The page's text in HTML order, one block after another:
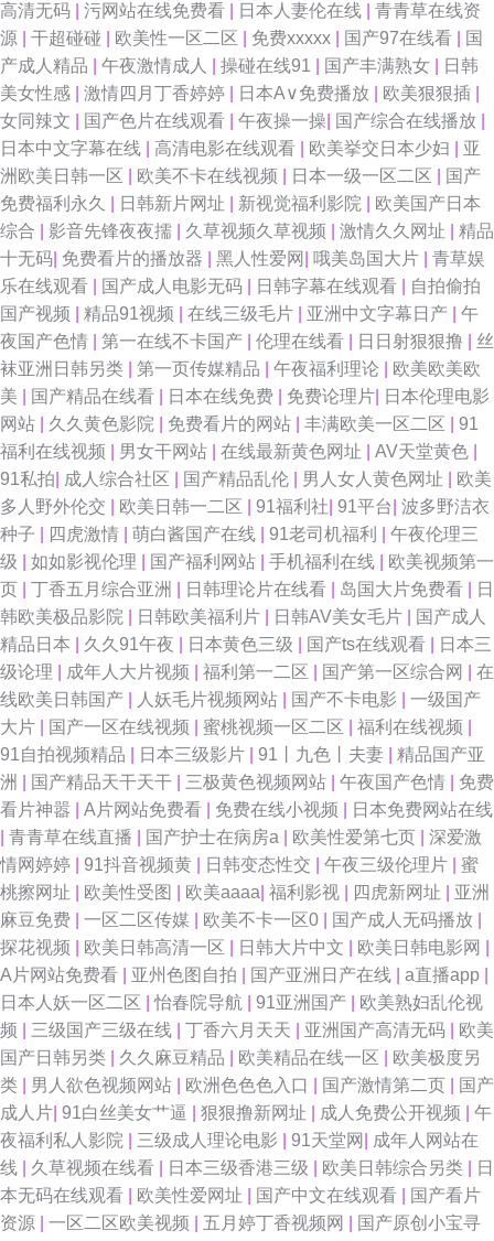
高清无码
污网站在线免费看 日本人妻伦在线
青青草在线资
源
干超碰碰 欧美性一区二区 免费xxxxx 国产97在线看
国
产成人精品
午夜激情成人 操碰在线91 国产丰满熟女
日韩
美女性感
激情四月丁香婷婷 日本A∨免费播放 欧美狠狠插
女同辣文
国产色片在线观看 午夜操一操 国产综合在线播放
日本中文字幕在线
高清电影在线观看 欧美挙交日本少妇
亚
洲欧美日韩一区
欧美不卡在线视频 日本一级一区二区
国产
免费福利永久
日韩新片网址 新视觉福利影院
欧美国产日本
综合
影音先锋夜夜擩 久草视频久草视频 激情久久网址
精品
十无码 免费看片的播放器 黑人性爱网 哦美岛国大片
青草娱
乐在线观看
国产成人电影无码 日韩字幕在线观看
自拍偷拍
国产视频
精品91视频 在线三级毛片 亚洲中文字幕日产
午
夜国产色情
第一在线不卡国产 伦理在线看 日日射狠狠撸
丝
袜亚洲日韩另类
第一页传媒精品 午夜福利理论
欧美欧美欧
美
国产精品在线看 日本在线免费 免费论理片
日本伦理电影
网站
久久黄色影院 免费看片的网站 丰满欧美一区二区
91
福利在线视频
男女干网站 在线最新黄色网址 AV天堂黄色
91私拍
成人综合社区 国产精品乱伦 男人女人黄色网址
欧美
多人野外伦交
欧美日韩一二区 91福利社 91平台 波多野洁衣
种子
四虎激情 萌白酱国产在线 91老司机福利
午夜伦理三
级
如如影视伦理 国产福利网站 手机福利在线
欧美视频第一
页
丁香五月综合亚洲 日韩理论片在线看 岛国大片免费看
日
韩欧美极品影院
日韩欧美福利片 日韩AV美女毛片
国产成人
精品日本
久久91午夜 日本黄色三级 国产ts在线观看
日本三
级论理
成年人大片视频 福利第一二区 国产第一区综合网
在
线欧美日韩国产
人妖毛片视频网站 国产不卡电影
一级国产
大片
国产一区在线视频 蜜桃视频一区二区 福利在线视频
91自拍视频精品
日本三级影片 91丨九色丨夫妻
精品国产亚
洲
国产精品天干天干 三极黄色视频网站 午夜国产色情
免费
看片神嚣
A片网站免费看 免费在线小视频
日本免费网站在线
青青草在线直播 国产护士在病房a 欧美性爱第七页
深爱激
情网婷婷
91抖音视频黄 日韩变态性交 午夜三级伦理片
蜜
桃擦网址
欧美性受图 欧美aaaa 福利影视 四虎新网址
亚洲
麻豆免费
一区二区传媒 欧美不卡一区0 国产成人无码播放
探花视频
欧美日韩高清一区 日韩大片中文 欧美日韩电影网
A片网站免费看
亚州色图自拍 国产亚洲日产在线 a直播app
日本人妖一区二区
|怡春院导航 91亚洲国产
欧美熟妇乱伦视
频
三级国产三级在线 丁香六月天天 亚洲国产高清无码
欧美
国产日韩另类
久久麻豆精品 欧美精品在线一区
欧美极度另
类
男人欲色视频网站 欧洲色色色入口 国产激情第二页
国产
成人片 91白丝美女艹逼 狠狠撸新网址 成人免费公开视频
午
夜福利私人影院
三级成人理论电影 91天堂网
成年人网站在
线
久草视频在线看 日本三级香港三级 欧美日韩综合另类
日
本无码在线观看
欧美性爱网址 国产中文在线观看
国产看片
资源
一区二区欧美视频 五月婷丁香视频网 国产原创小宝寻